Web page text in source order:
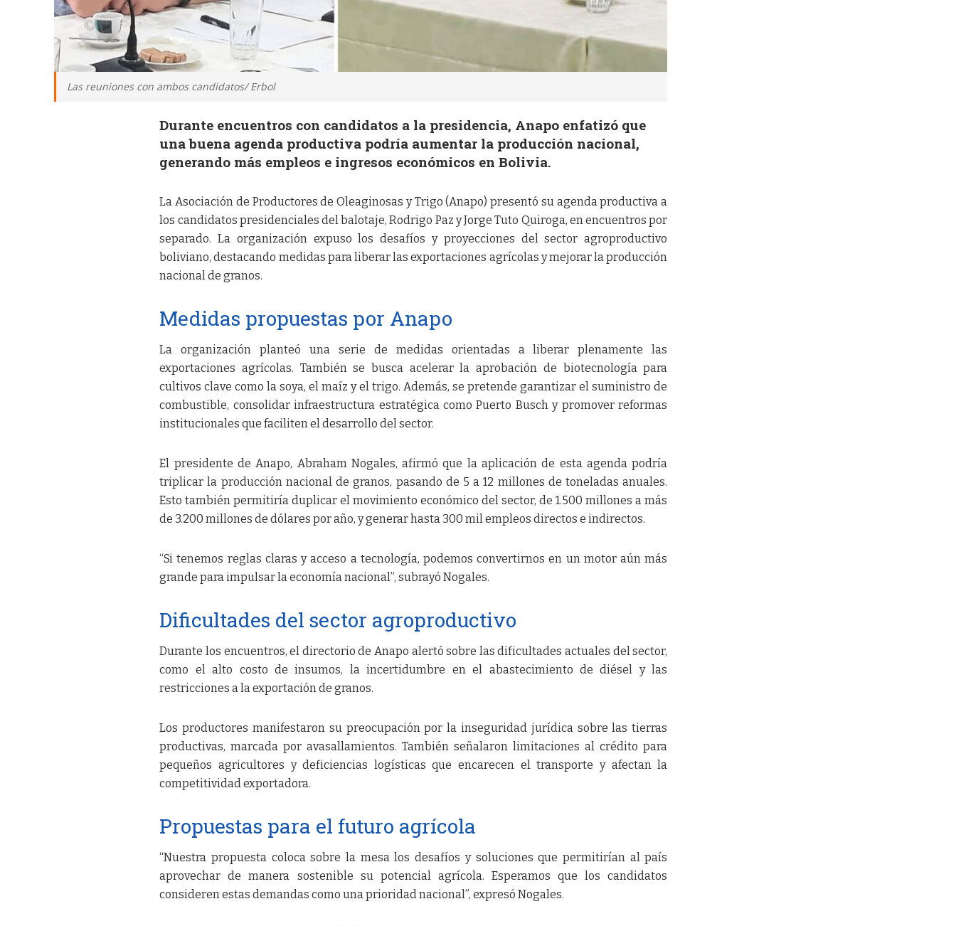
Las reuniones con ambos candidatos/ Erbol
Durante encuentros con candidatos a la presidencia, Anapo enfatizó que
una buena agenda productiva podría aumentar la producción nacional,
generando más empleos e ingresos económicos en Bolivia.
La Asociación de Productores de Oleaginosas y Trigo (Anapo) presentó su agenda productiva a
los candidatos presidenciales del balotaje, Rodrigo Paz y Jorge Tuto Quiroga, en encuentros por
separado. La organización expuso los desafíos y proyecciones del sector agroproductivo
boliviano, destacando medidas para liberar las exportaciones agrícolas y mejorar la producción
nacional de granos.
Medidas propuestas por Anapo
La organización planteó una serie de medidas orientadas a liberar plenamente las
exportaciones agrícolas. También se busca acelerar la aprobación de biotecnología para
cultivos clave como la soya, el maíz y el trigo. Además, se pretende garantizar el suministro de
combustible, consolidar infraestructura estratégica como Puerto Busch y promover reformas
institucionales que faciliten el desarrollo del sector.
El presidente de Anapo, Abraham Nogales, afirmó que la aplicación de esta agenda podría
triplicar la producción nacional de granos, pasando de 5 a 12 millones de toneladas anuales.
Esto también permitiría duplicar el movimiento económico del sector, de 1.500 millones a más
de 3.200 millones de dólares por año, y generar hasta 300 mil empleos directos e indirectos.
“Si tenemos reglas claras y acceso a tecnología, podemos convertirnos en un motor aún más
grande para impulsar la economía nacional”, subrayó Nogales.
Dificultades del sector agroproductivo
Durante los encuentros, el directorio de Anapo alertó sobre las dificultades actuales del sector,
como el alto costo de insumos, la incertidumbre en el abastecimiento de diésel y las
restricciones a la exportación de granos.
Los productores manifestaron su preocupación por la inseguridad jurídica sobre las tierras
productivas, marcada por avasallamientos. También señalaron limitaciones al crédito para
pequeños agricultores y deficiencias logísticas que encarecen el transporte y afectan la
competitividad exportadora.
Propuestas para el futuro agrícola
“Nuestra propuesta coloca sobre la mesa los desafíos y soluciones que permitirían al país
aprovechar de manera sostenible su potencial agrícola. Esperamos que los candidatos
consideren estas demandas como una prioridad nacional”, expresó Nogales.